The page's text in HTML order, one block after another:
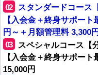
02
スタンダードコース
【入会金＋終身サポー
円～＋月額管理料 3,300
03
スペシャルコース【
【入会金＋終身サポー
15,000円